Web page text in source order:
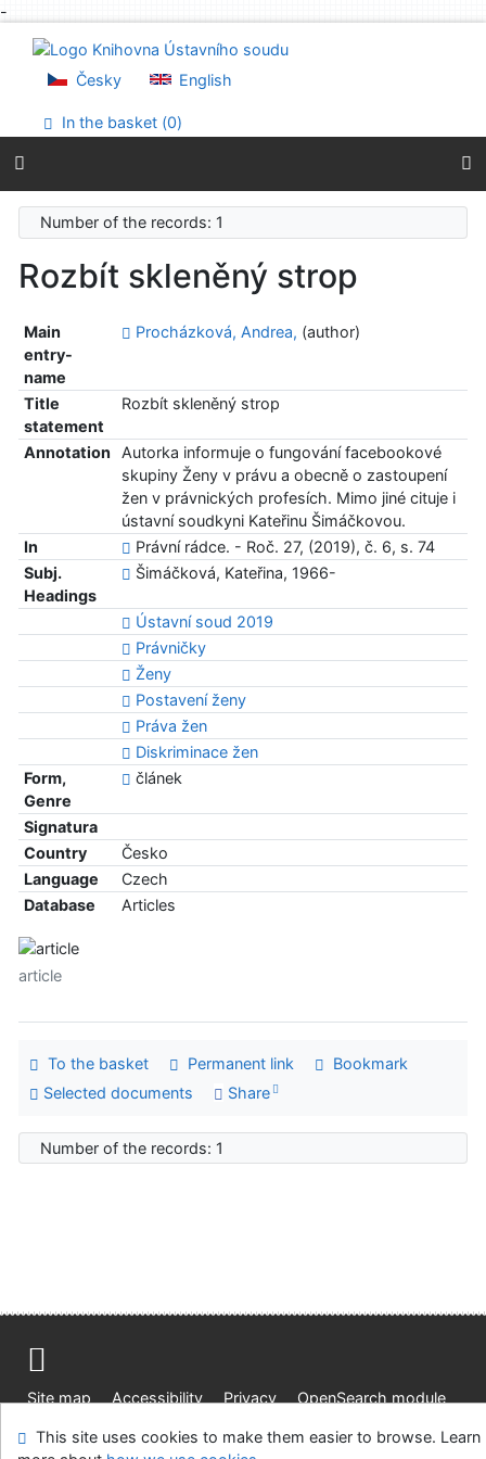
-
Go to menu
Accessibility declaration
Česky English
In the basket (0)
Number of the records: 1
Rozbít skleněný strop
Main
entry-
name
Procházková, Andrea, (author)
Title
statement
Rozbít skleněný strop
Annotation
Autorka informuje o fungování facebookové
skupiny Ženy v právu a obecně o zastoupení
žen v právnických profesích. Mimo jiné cituje i
ústavní soudkyni Kateřinu Šimáčkovou.
In
Právní rádce. - Roč. 27, (2019), č. 6, s. 74
Subj.
Headings
Šimáčková, Kateřina, 1966-
Ústavní soud 2019
Právničky
Ženy
Postavení ženy
Práva žen
Diskriminace žen
Form,
Genre
článek
Signatura
Country
Česko
Language
Czech
Database
Articles
article
To the basket Permanent link
Bookmark
Selected documents
Share
Number of the records: 1
Site map Accessibility Privacy
OpenSearch module
Feedback form
Cookie settings
This site uses cookies to make them easier to browse. Learn